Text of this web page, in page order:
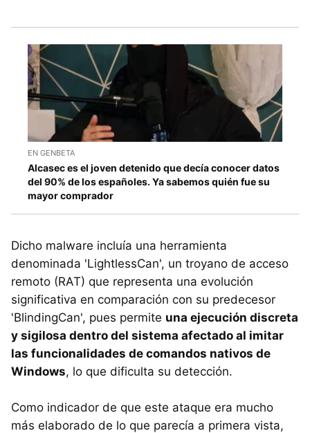
EN GENBETA
Alcasec es el joven detenido que decía conocer datos
del 90% de los españoles. Ya sabemos quién fue su
mayor comprador
Dicho malware incluía una herramienta
denominada 'LightlessCan', un troyano de acceso
remoto (RAT) que representa una evolución
significativa en comparación con su predecesor
'BlindingCan', pues permite una ejecución discreta
y sigilosa dentro del sistema afectado al imitar
las funcionalidades de comandos nativos de
Windows, lo que dificulta su detección.
Como indicador de que este ataque era mucho
más elaborado de lo que parecía a primera vista,